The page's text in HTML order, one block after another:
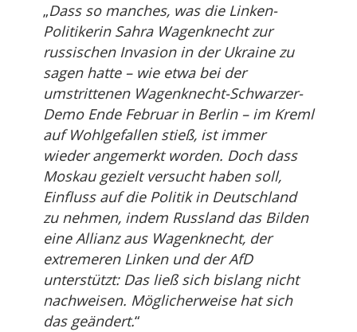
„Dass so manches, was die Linken-
Politikerin Sahra Wagenknecht zur
russischen Invasion in der Ukraine zu
sagen hatte – wie etwa bei der
umstrittenen Wagenknecht-Schwarzer-
Demo Ende Februar in Berlin – im Kreml
auf Wohlgefallen stieß, ist immer
wieder angemerkt worden. Doch dass
Moskau gezielt versucht haben soll,
Einfluss auf die Politik in Deutschland
zu nehmen, indem Russland das Bilden
eine Allianz aus Wagenknecht, der
extremeren Linken und der AfD
unterstützt: Das ließ sich bislang nicht
nachweisen. Möglicherweise hat sich
das geändert.“